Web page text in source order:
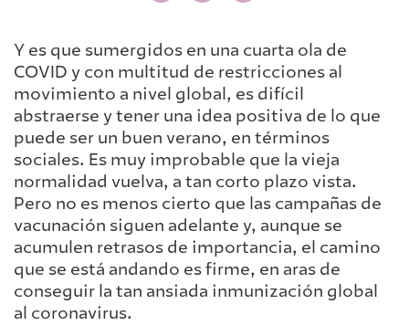
Y es que sumergidos en una cuarta ola de
COVID y con multitud de restricciones al
movimiento a nivel global, es difícil
abstraerse y tener una idea positiva de lo que
puede ser un buen verano, en términos
sociales. Es muy improbable que la vieja
normalidad vuelva, a tan corto plazo vista.
Pero no es menos cierto que las campañas de
vacunación siguen adelante y, aunque se
acumulen retrasos de importancia, el camino
que se está andando es firme, en aras de
conseguir la tan ansiada inmunización global
al coronavirus.